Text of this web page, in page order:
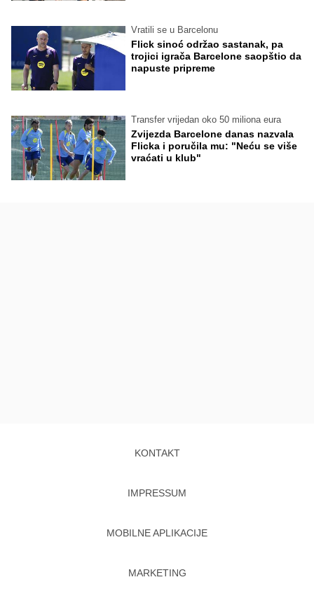
Vratili se u Barcelonu
Flick sinoć održao sastanak, pa
trojici igrača Barcelone saopštio da
napuste pripreme
Transfer vrijedan oko 50 miliona eura
Zvijezda Barcelone danas nazvala
Flicka i poručila mu: "Neću se više
vraćati u klub"
KONTAKT
IMPRESSUM
MOBILNE APLIKACIJE
MARKETING